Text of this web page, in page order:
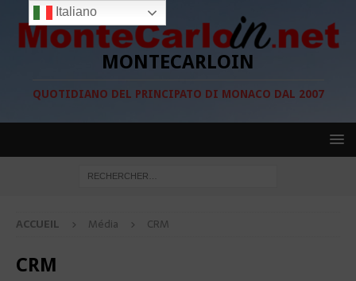
MONTECARLOIN
QUOTIDIANO DEL PRINCIPATO DI MONACO DAL 2007
ACCUEIL Média CRM
CRM
Italiano